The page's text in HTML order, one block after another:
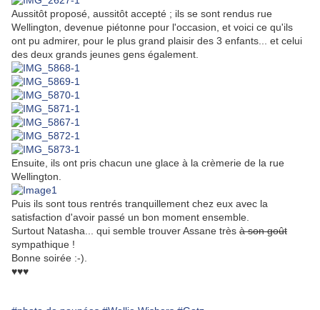
Aussitôt proposé, aussitôt accepté ; ils se sont rendus rue
Wellington, devenue piétonne pour l'occasion, et voici ce qu'ils
ont pu admirer, pour le plus grand plaisir des 3 enfants... et celui
des deux grands jeunes gens également.
Ensuite, ils ont pris chacun une glace à la crèmerie de la rue
Wellington.
Puis ils sont tous rentrés tranquillement chez eux avec la
satisfaction d'avoir passé un bon moment ensemble.
Surtout Natasha... qui semble trouver Assane très à son goût
sympathique !
Bonne soirée :-).
♥♥♥